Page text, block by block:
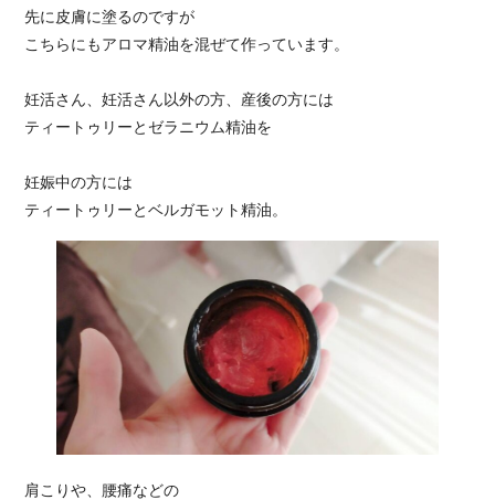
先に皮膚に塗るのですが
こちらにもアロマ精油を混ぜて作っています。
妊活さん、妊活さん以外の方、産後の方には
ティートゥリーとゼラニウム精油を
妊娠中の方には
ティートゥリーとベルガモット精油。
肩こりや、腰痛などの